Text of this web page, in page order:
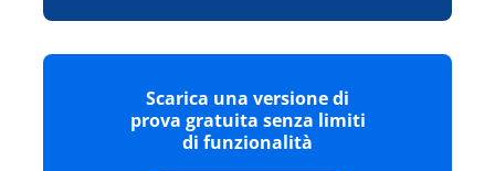
Scarica una versione di
prova gratuita senza limiti
di funzionalità